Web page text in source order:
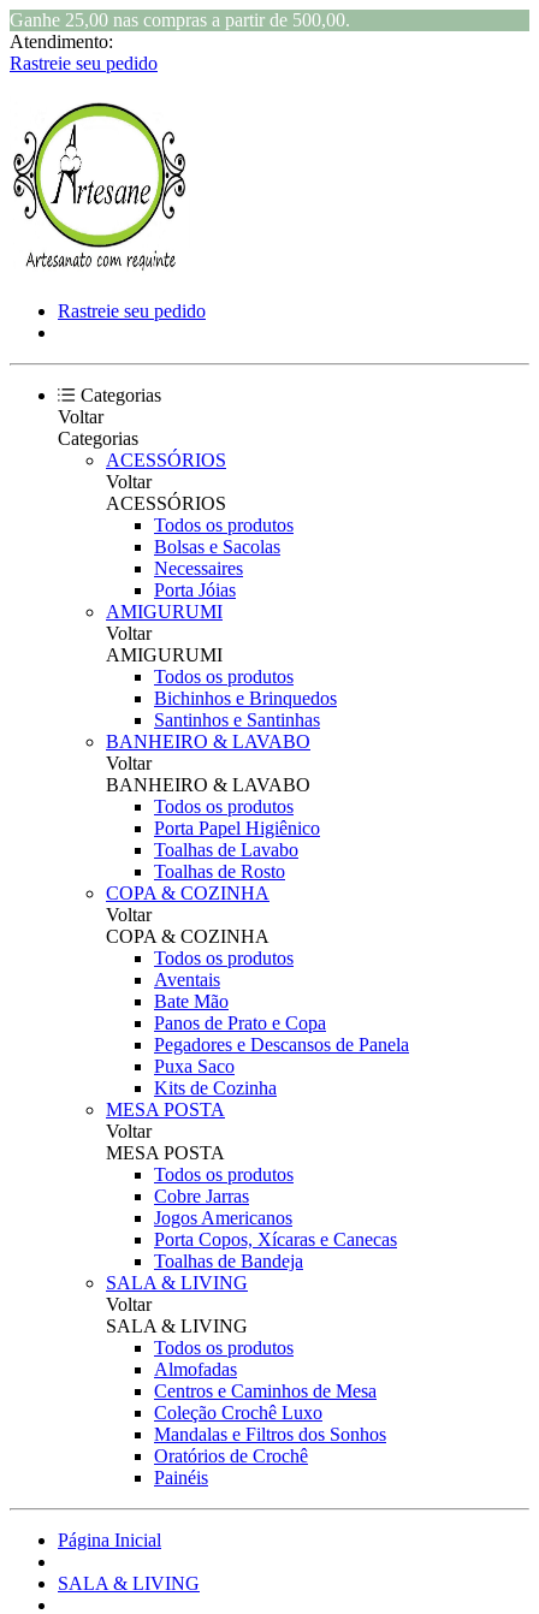
Ganhe 25,00 nas compras a partir de 500,00.
Atendimento:
Rastreie seu pedido
Rastreie seu pedido
Categorias
Voltar
Categorias
ACESSÓRIOS
Voltar
ACESSÓRIOS
Todos os produtos
Bolsas e Sacolas
Necessaires
Porta Jóias
AMIGURUMI
Voltar
AMIGURUMI
Todos os produtos
Bichinhos e Brinquedos
Santinhos e Santinhas
BANHEIRO & LAVABO
Voltar
BANHEIRO & LAVABO
Todos os produtos
Porta Papel Higiênico
Toalhas de Lavabo
Toalhas de Rosto
COPA & COZINHA
Voltar
COPA & COZINHA
Todos os produtos
Aventais
Bate Mão
Panos de Prato e Copa
Pegadores e Descansos de Panela
Puxa Saco
Kits de Cozinha
MESA POSTA
Voltar
MESA POSTA
Todos os produtos
Cobre Jarras
Jogos Americanos
Porta Copos, Xícaras e Canecas
Toalhas de Bandeja
SALA & LIVING
Voltar
SALA & LIVING
Todos os produtos
Almofadas
Centros e Caminhos de Mesa
Coleção Crochê Luxo
Mandalas e Filtros dos Sonhos
Oratórios de Crochê
Painéis
Página Inicial
SALA & LIVING